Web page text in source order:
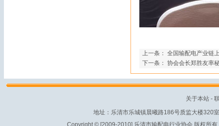
上一条： 全国输配电产业链
下一条： 协会会长郑胜友率
关于本站 -
地址：乐清市乐城镇晨曦路186号质监大楼
Copyright © [2009-2010] 乐清市输配电行业协会 版权所